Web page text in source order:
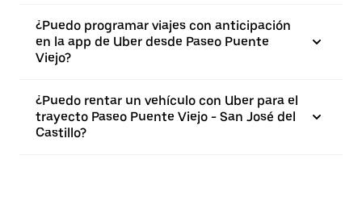
¿Puedo programar viajes con anticipación
en la app de Uber desde Paseo Puente
Viejo?
¿Puedo rentar un vehículo con Uber para el
trayecto Paseo Puente Viejo - San José del
Castillo?